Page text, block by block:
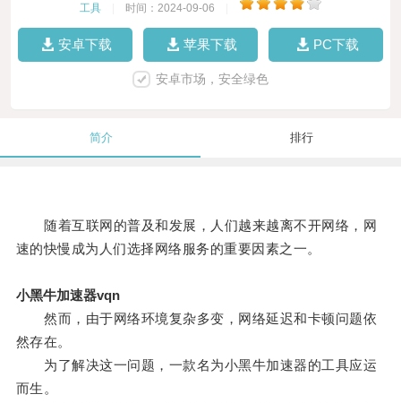
工具 时间：2024-09-06
安卓下载 苹果下载 PC下载
安卓市场，安全绿色
简介 排行
随着互联网的普及和发展，人们越来越离不开网络，网
速的快慢成为人们选择网络服务的重要因素之一。
小黑牛加速器vqn
然而，由于网络环境复杂多变，网络延迟和卡顿问题依
然存在。
为了解决这一问题，一款名为小黑牛加速器的工具应运
而生。